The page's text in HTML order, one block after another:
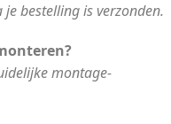
bestelling is verzonden.
montage-